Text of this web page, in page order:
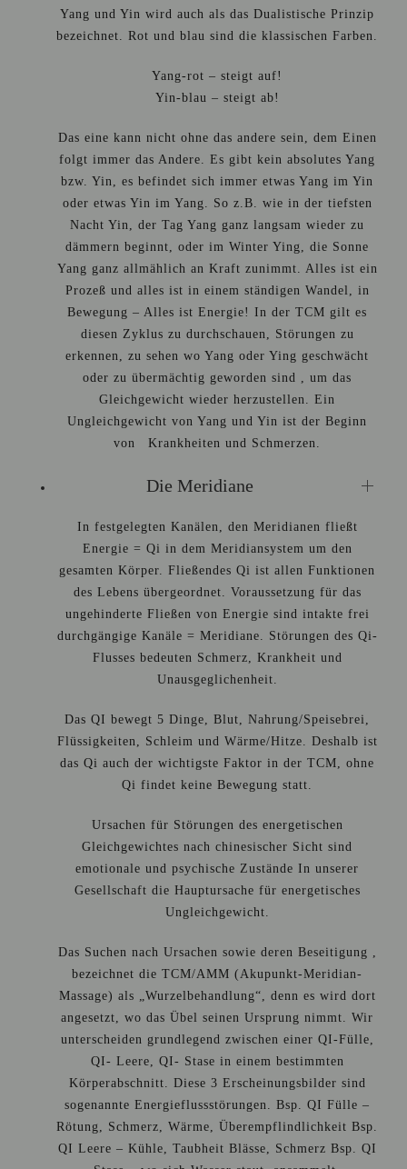
Yang und Yin wird auch als das Dualistische Prinzip
bezeichnet. Rot und blau sind die klassischen Farben.
Yang-rot – steigt auf!
Yin-blau – steigt ab!
Das eine kann nicht ohne das andere sein, dem Einen
folgt immer das Andere. Es gibt kein absolutes Yang
bzw. Yin, es befindet sich immer etwas Yang im Yin
oder etwas Yin im Yang. So z.B. wie in der tiefsten
Nacht Yin, der Tag Yang ganz langsam wieder zu
dämmern beginnt, oder im Winter Ying, die Sonne
Yang ganz allmählich an Kraft zunimmt. Alles ist ein
Prozeß und alles ist in einem ständigen Wandel, in
Bewegung – Alles ist Energie! In der TCM gilt es
diesen Zyklus zu durchschauen, Störungen zu
erkennen, zu sehen wo Yang oder Ying geschwächt
oder zu übermächtig geworden sind , um das
Gleichgewicht wieder herzustellen. Ein
Ungleichgewicht von Yang und Yin ist der Beginn
von Krankheiten und Schmerzen.
Die Meridiane
In festgelegten Kanälen, den Meridianen fließt
Energie = Qi in dem Meridiansystem um den
gesamten Körper. Fließendes Qi ist allen Funktionen
des Lebens übergeordnet. Voraussetzung für das
ungehinderte Fließen von Energie sind intakte frei
durchgängige Kanäle = Meridiane. Störungen des Qi-
Flusses bedeuten Schmerz, Krankheit und
Unausgeglichenheit.
Das QI bewegt 5 Dinge, Blut, Nahrung/Speisebrei,
Flüssigkeiten, Schleim und Wärme/Hitze. Deshalb ist
das Qi auch der wichtigste Faktor in der TCM, ohne
Qi findet keine Bewegung statt.
Ursachen für Störungen des energetischen
Gleichgewichtes nach chinesischer Sicht sind
emotionale und psychische Zustände In unserer
Gesellschaft die Hauptursache für energetisches
Ungleichgewicht.
Das Suchen nach Ursachen sowie deren Beseitigung ,
bezeichnet die TCM/AMM (Akupunkt-Meridian-
Massage) als „Wurzelbehandlung“, denn es wird dort
angesetzt, wo das Übel seinen Ursprung nimmt. Wir
unterscheiden grundlegend zwischen einer QI-Fülle,
QI- Leere, QI- Stase in einem bestimmten
Körperabschnitt. Diese 3 Erscheinungsbilder sind
sogenannte Energieflussstörungen. Bsp. QI Fülle –
Rötung, Schmerz, Wärme, Überempflindlichkeit Bsp.
QI Leere – Kühle, Taubheit Blässe, Schmerz Bsp. QI